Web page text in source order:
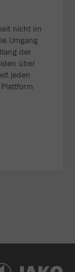
nicht im
Umgang
der
über
jeden